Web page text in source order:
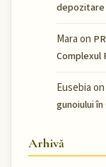
depozitare
Maraon
Complexul
Eusebiaon
gunoiului
Arhivă